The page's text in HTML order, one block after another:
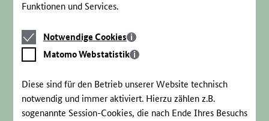
Funktionen und Services.
Notwendige
Cookies
Notwendige Cookies
Matomo
Webstatistik
Matomo Webstatistik
Diese sind für den Betrieb unserer Website technisch
notwendig und immer aktiviert. Hierzu zählen z.B.
sogenannte Session-Cookies, die nach Ende Ihres Besuchs